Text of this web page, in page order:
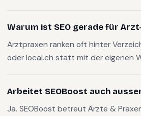
Warum ist SEO gerade für
Arztpraxen ranken oft hinter
oder local.ch statt mit der eigenen
Arbeitet SEOBoost auch
Ja. SEOBoost betreut Ärzte &